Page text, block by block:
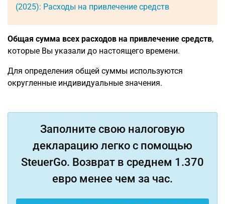
(2025): Расходы на привлечение средств
Общая сумма всех расходов на привлечение средств,
которые Вы указали до настоящего времени.
Для определения общей суммы используются
округленные индивидуальные значения.
Заполните свою налоговую
декларацию легко с помощью
SteuerGo. Возврат в среднем 1.370
евро менее чем за час.